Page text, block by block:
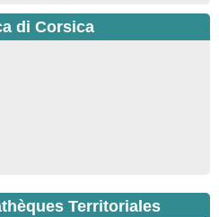
di Corsica
Territoriales